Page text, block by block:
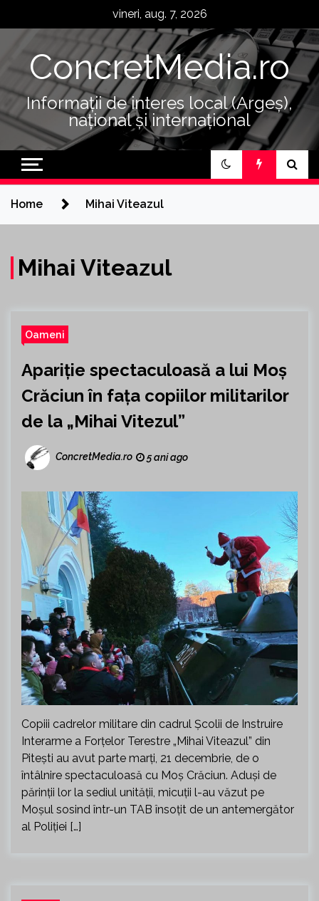
vineri, aug. 7, 2026
ConcretMedia.ro
Informații de interes local (Argeș),
național și internațional
Home Mihai Viteazul
Mihai Viteazul
Oameni
Apariție spectaculoasă a lui Moș
Crăciun în fața copiilor militarilor
de la „Mihai Vitezul”
ConcretMedia.ro 5 ani ago
Copiii cadrelor militare din cadrul Școlii de Instruire
Interarme a Forțelor Terestre „Mihai Viteazul” din
Pitești au avut parte marți, 21 decembrie, de o
întâlnire spectaculoasă cu Moș Crăciun. Aduși de
părinții lor la sediul unității, micuții l-au văzut pe
Moșul sosind într-un TAB însoțit de un antemergător
al Poliției […]